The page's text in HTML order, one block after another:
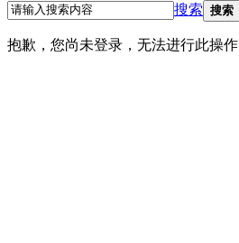
搜索 搜索
抱歉，您尚未登录，无法进行此操作